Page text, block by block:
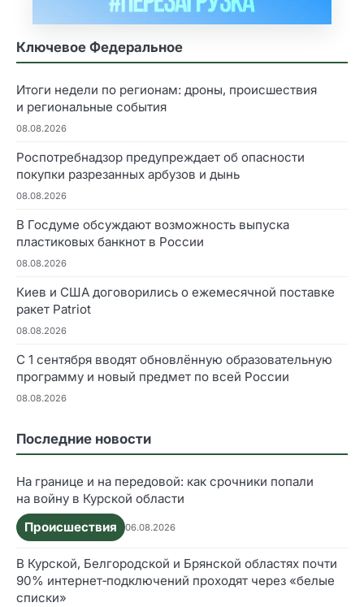
Ключевое Федеральное
Итоги недели по регионам: дроны, происшествия
и региональные события
08.08.2026
Роспотребнадзор предупреждает об опасности
покупки разрезанных арбузов и дынь
08.08.2026
В Госдуме обсуждают возможность выпуска
пластиковых банкнот в России
08.08.2026
Киев и США договорились о ежемесячной поставке
ракет Patriot
08.08.2026
С 1 сентября вводят обновлённую образовательную
программу и новый предмет по всей России
08.08.2026
Последние новости
На границе и на передовой: как срочники попали
на войну в Курской области
Происшествия
06.08.2026
В Курской, Белгородской и Брянской областях почти
90% интернет‑подключений проходят через «белые
списки»